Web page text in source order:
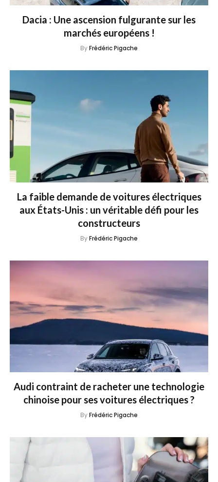
Dacia : Une ascension fulgurante sur les
marchés européens !
ByFrédéric Pigache
La faible demande de voitures électriques
aux États-Unis : un véritable défi pour les
constructeurs
ByFrédéric Pigache
Audi contraint de racheter une technologie
chinoise pour ses voitures électriques ?
ByFrédéric Pigache